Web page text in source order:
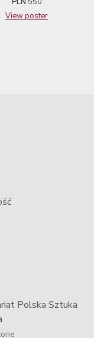
View poster
Polska Sztuka